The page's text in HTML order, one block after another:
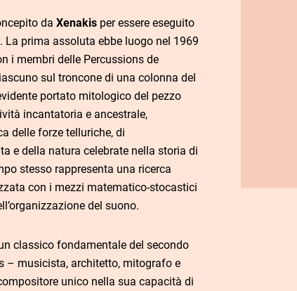
da Xenakis per essere eseguito
La prima assoluta ebbe luogo nel 1969
i membri delle Percussions de
sul troncone di una colonna del
portato mitologico del pezzo
incantatoria e ancestrale,
delle forze telluriche, di
e della natura celebrate nella storia di
stesso rappresenta una ricerca
con i mezzi matematico-stocastici
del suono.
classico fondamentale del secondo
– musicista, architetto, mitografo e
unico nella sua capacità di